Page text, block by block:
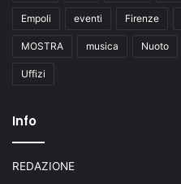
Empoli eventi Firenze
MOSTRA musica Nuoto
Uffizi
Info
REDAZIONE